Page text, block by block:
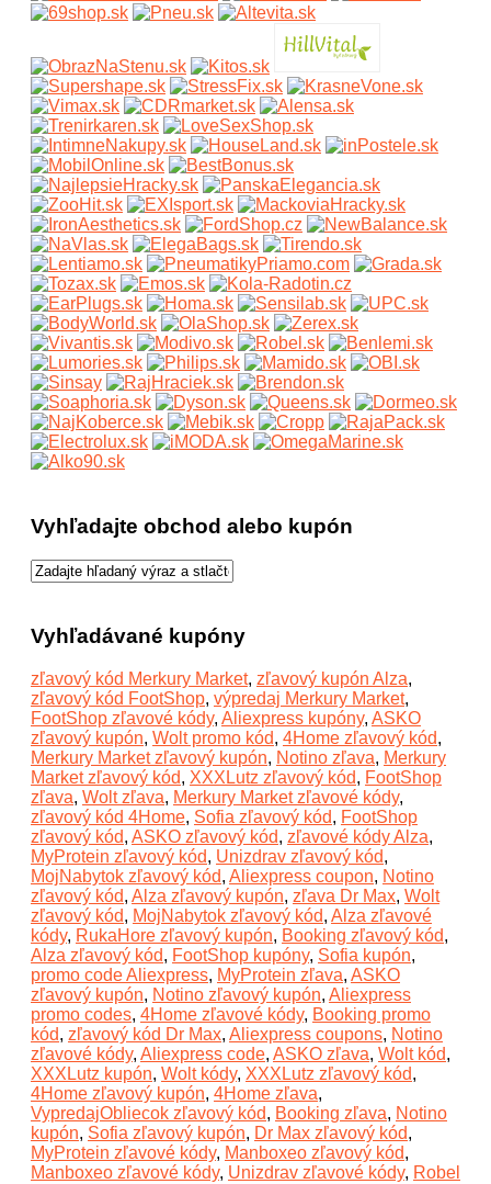
Vyhľadajte obchod alebo kupón
Vyhľadávané kupóny
zľavový kód Merkury Market, zľavový kupón Alza,
zľavový kód FootShop, výpredaj Merkury Market,
FootShop zľavové kódy, Aliexpress kupóny, ASKO
zľavový kupón, Wolt promo kód, 4Home zľavový kód,
Merkury Market zľavový kupón, Notino zľava, Merkury
Market zľavový kód, XXXLutz zľavový kód, FootShop
zľava, Wolt zľava, Merkury Market zľavové kódy,
zľavový kód 4Home, Sofia zľavový kód, FootShop
zľavový kód, ASKO zľavový kód, zľavové kódy Alza,
MyProtein zľavový kód, Unizdrav zľavový kód,
MojNabytok zľavový kód, Aliexpress coupon, Notino
zľavový kód, Alza zľavový kupón, zľava Dr Max, Wolt
zľavový kód, MojNabytok zľavový kód, Alza zľavové
kódy, RukaHore zľavový kupón, Booking zľavový kód,
Alza zľavový kód, FootShop kupóny, Sofia kupón,
promo code Aliexpress, MyProtein zľava, ASKO
zľavový kupón, Notino zľavový kupón, Aliexpress
promo codes, 4Home zľavové kódy, Booking promo
kód, zľavový kód Dr Max, Aliexpress coupons, Notino
zľavové kódy, Aliexpress code, ASKO zľava, Wolt kód,
XXXLutz kupón, Wolt kódy, XXXLutz zľavový kód,
4Home zľavový kupón, 4Home zľava,
VypredajObliecok zľavový kód, Booking zľava, Notino
kupón, Sofia zľavový kupón, Dr Max zľavový kód,
MyProtein zľavové kódy, Manboxeo zľavový kód,
Manboxeo zľavové kódy, Unizdrav zľavové kódy, Robel